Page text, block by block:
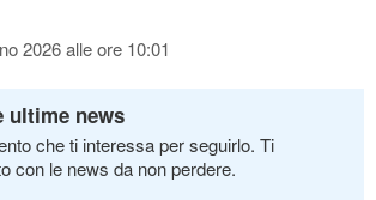
2026 alle ore 10:01
ultime news
che ti interessa per seguirlo. Ti
con le news da non perdere.